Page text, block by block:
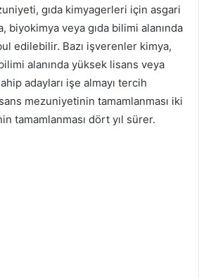
gıda kimyagerleri için asgari
biyokimya veya gıda bilimi alanında
edilebilir. Bazı işverenler kimya,
alanında yüksek lisans veya
adayları işe almayı tercih
mezuniyetinin tamamlanması iki
tamamlanması dört yıl sürer.